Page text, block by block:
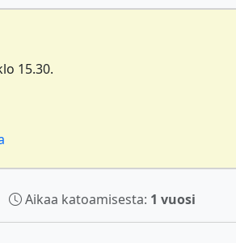
15.30.
Aikaa katoamisesta: 1 vuosi